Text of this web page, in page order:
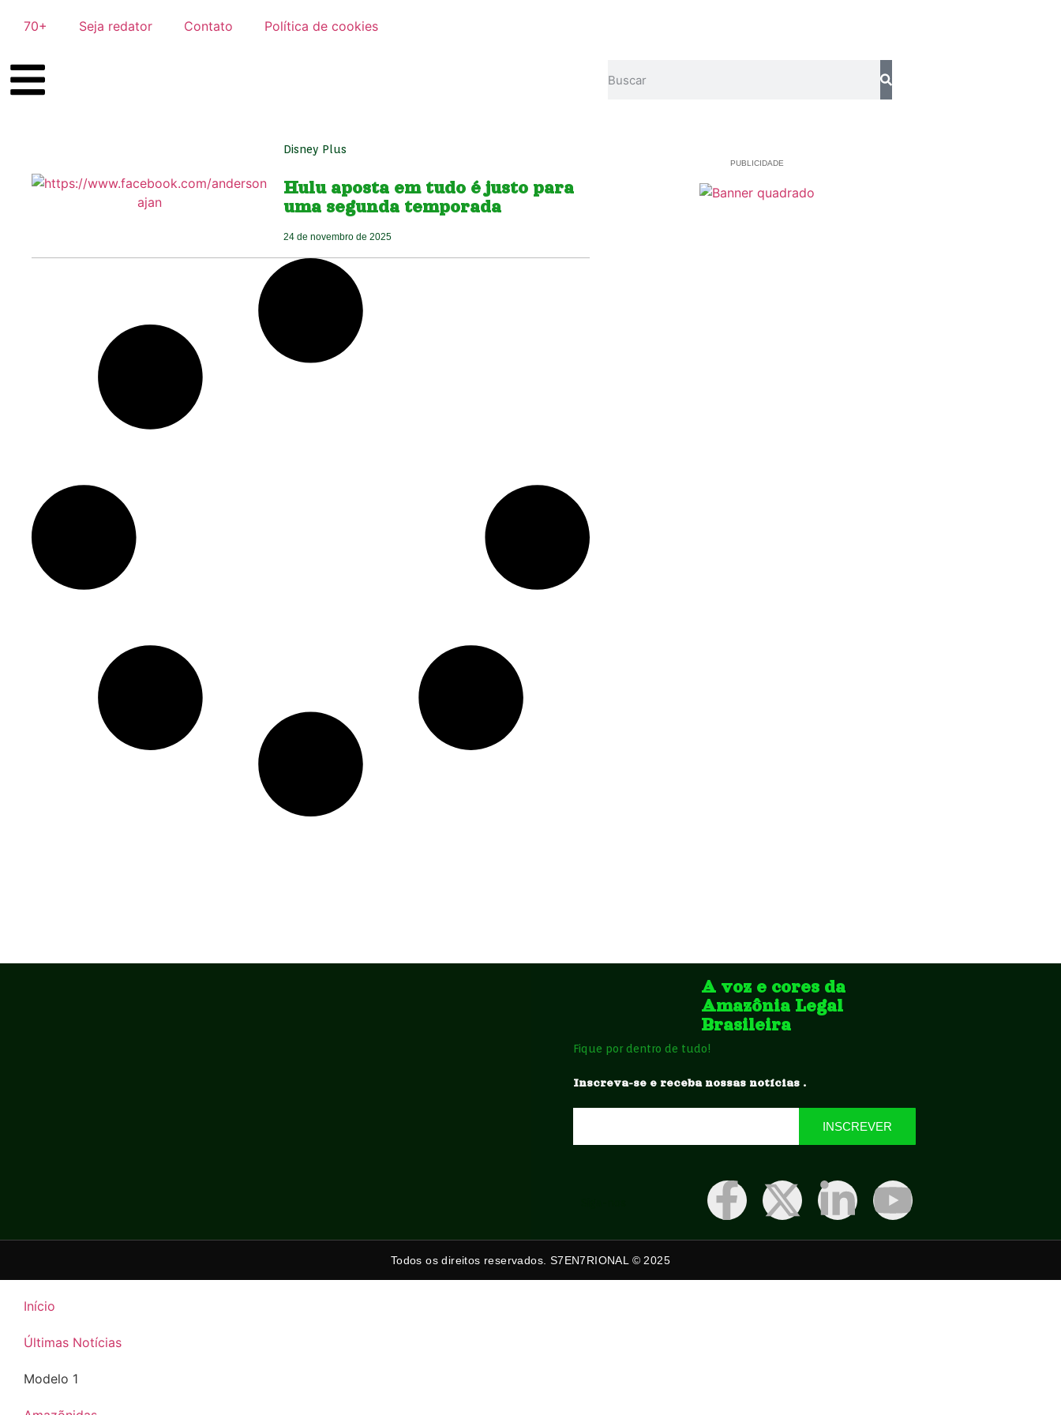
70+ Seja redator Contato Política de cookies
Disney Plus
Hulu aposta em tudo é justo para
uma segunda temporada
24 de novembro de 2025
PUBLICIDADE
A voz e cores da
Amazônia Legal
Brasileira
Fique por dentro de tudo!
Inscreva-se e receba nossas notícias .
INSCREVER
Todos os direitos reservados. S7EN7RIONAL © 2025
Início
Últimas Notícias
Modelo 1